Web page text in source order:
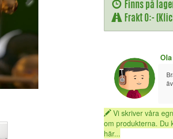
Finns på
Frakt 0:-
Vi skriver våra
om produkterna. Du
här...